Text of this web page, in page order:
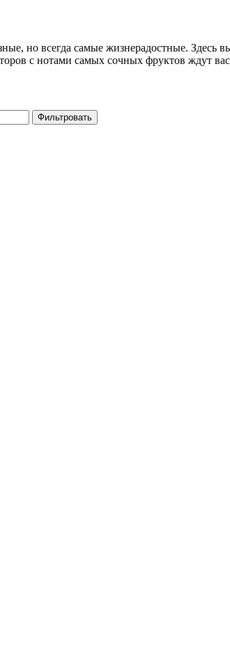
но всегда самые жизнерадостные.
с нотами самых сочных фруктов ждут
Фильтровать